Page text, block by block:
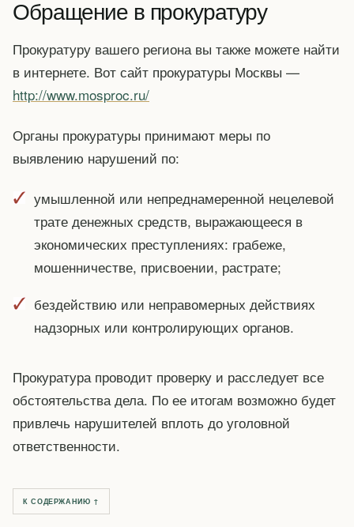
Обращение в прокуратуру
Прокуратуру вашего региона вы также можете найти
в интернете. Вот сайт прокуратуры Москвы —
http://www.mosproc.ru/
Органы прокуратуры принимают меры по
выявлению нарушений по:
умышленной или непреднамеренной нецелевой
трате денежных средств, выражающееся в
экономических преступлениях: грабеже,
мошенничестве, присвоении, растрате;
бездействию или неправомерных действиях
надзорных или контролирующих органов.
Прокуратура проводит проверку и расследует все
обстоятельства дела. По ее итогам возможно будет
привлечь нарушителей вплоть до уголовной
ответственности.
К СОДЕРЖАНИЮ ↑